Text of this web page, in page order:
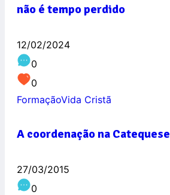
não é tempo perdido
12/02/2024
0
0
FormaçãoVida Cristã
A coordenação na Catequese
27/03/2015
0